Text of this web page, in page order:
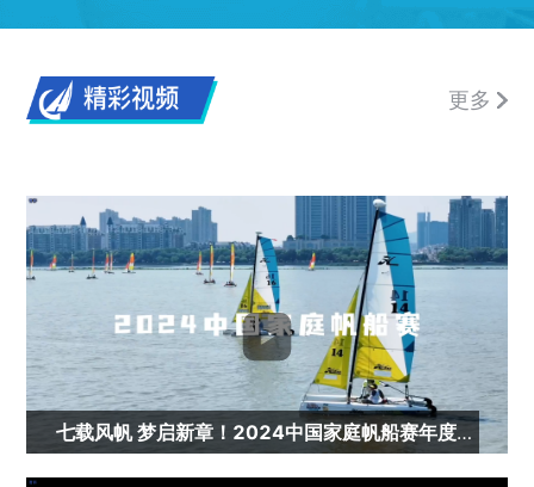
更多

七载风帆 梦启新章！2024中国家庭帆船赛年度集锦